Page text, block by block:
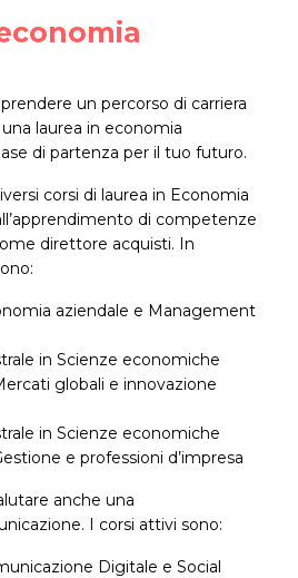
un percorso di carriera
laurea in economia
di partenza per il tuo futuro.
corsi di laurea in Economia
di competenze
direttore acquisti. In
aziendale e Management
in Scienze economiche
globali e innovazione
in Scienze economiche
e professioni d’impresa
anche una
I corsi attivi sono:
Digitale e Social